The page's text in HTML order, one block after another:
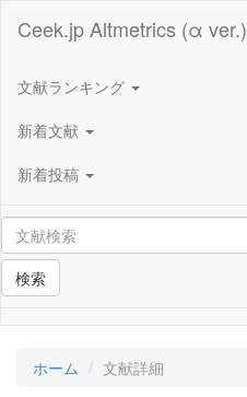
Ceek.jp Altmetrics (α ver.)
文献ランキング
新着文献
新着投稿
検索
ホーム 文献詳細